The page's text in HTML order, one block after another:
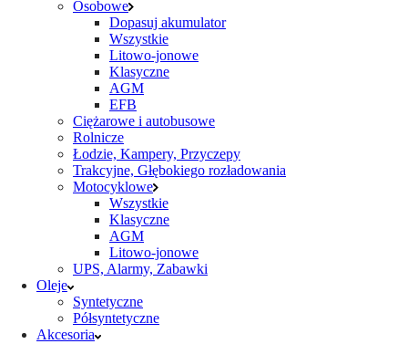
Osobowe
Dopasuj akumulator
Wszystkie
Litowo-jonowe
Klasyczne
AGM
EFB
Ciężarowe i autobusowe
Rolnicze
Łodzie, Kampery, Przyczepy
Trakcyjne, Głębokiego rozładowania
Motocyklowe
Wszystkie
Klasyczne
AGM
Litowo-jonowe
UPS, Alarmy, Zabawki
Oleje
Syntetyczne
Półsyntetyczne
Akcesoria